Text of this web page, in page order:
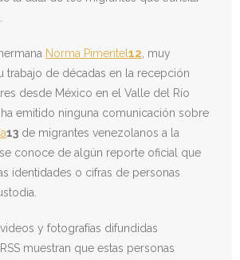
Norma Pimentel 12 , muy
trabajo de décadas en la recepción
desde México en el Valle del Río
emitido ninguna comunicación sobre
13 de migrantes venezolanos a la
conoce de algún reporte oficial que
identidades o cifras de personas
y fotografías difundidas
muestran que estas personas